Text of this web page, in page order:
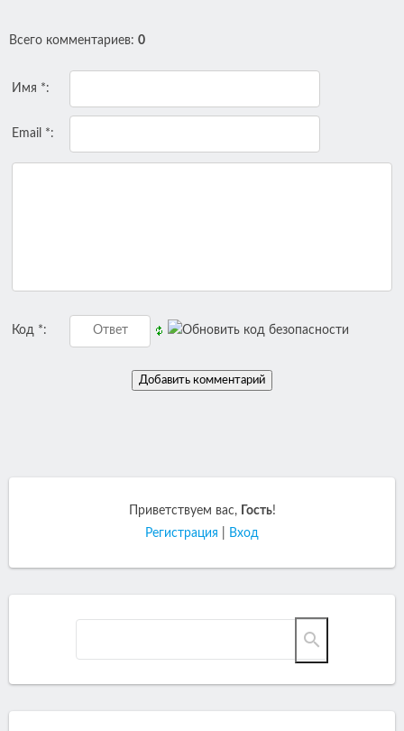
Всего комментариев: 0
Имя *:
Email *:
Код *:
Приветствуем вас, Гость!
Регистрация
Вход